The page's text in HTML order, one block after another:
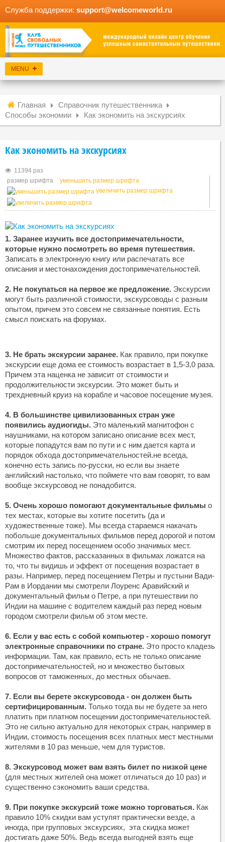
Служба поддержки: support@welcomeworld.ru
Главная
Справочник путешественника
Способы экономии
Как экономить на экскурсиях
Как экономить на экскурсиях
11394 раз
размер шрифта
уменьшить размер шрифта
увеличить размер шрифта
1. Заранее изучить все достопримечательности,
которые нужно посмотреть во время путешествия.
Записать в электронную книгу или распечатать все
описания и местонахождения достопримечательностей.
2. Не покупаться на первое же предложение. Экскурсии
могут быть различной стоимости, экскурсоводы с разным
опытом, причем это совсем не связанные понятия. Есть
смысл поискать на форумах.
3. Не брать экскурсии заранее. Как правило, при покупке
экскурсии еще дома ее стоимость возрастает в 1,5-3,0 раза.
Причем эта наценка не зависит от стоимости и
продолжительности экскурсии. Это может быть и
трехдневный круиз на корабле и часовое посещение музея.
4. В большинстве цивилизованных стран уже
появились аудиогиды. Это маленький магнитофон с
наушниками, на котором записано описание всех мест,
которые попадутся вам по пути и с ним дается карта и
порядок обхода достопримечательностей.не всегда,
конечно есть запись по-русски, но если вы знаете
английский настолько, что поймете что вам говорят, то вам
вообще экскурсовод не понадобится.
5. Очень хорошо помогают документальные фильмы о
тех местах, которые вы хотите посетить (да и
художественные тоже). Мы всегда стараемся накачать
побольше документальных фильмов перед дорогой и потом
смотрим их перед посещением особо значимых мест.
Множество фактов, рассказанных в фильмах ложатся на
то, что ты видишь и эффект от посещения возрастает в
разы. Например, перед посещением Петры и пустыни Вади-
Рам в Иордании мы смотрели Лоуренс Аравийский и
документальный фильм о Петре, а при путешествии по
Индии на машине с водителем каждый раз перед новым
городом смотрели фильм об этом месте.
6. Если у вас есть с собой компьютер - хорошо помогут
электронные справочники по стране. Это просто кладезь
информации. Там, как правило, есть не только описание
достопримечательностей, но и множество бытовых
вопросов от таможенных, до местных обычаев.
7. Если вы берете экскурсовода - он должен быть
сертифицированным. Только тогда вы не будете за него
платить при платном посещении достопримечательностей.
Это не сильно актуально для некоторых стран, например в
Индии, стоимость посещения всех платных мест местными
жителями в 10 раз меньше, чем для туристов.
8. Экскурсовод может вам взять билет по низкой цене
(для местных жителей она может отличаться до 10 раз) и
существенно сэкономить ваши средства.
9. При покупке экскурсий тоже можно торговаться. Как
правило 10% скидки вам уступят практически везде, а
иногда, при групповых экскурсиях, эта скидка может
достигать даже 50%. Ведь всегда выгодней взять еще